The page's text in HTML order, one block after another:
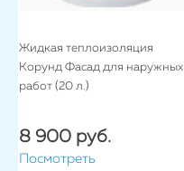
Жидкая теплоизоляция
Корунд Фасад для наружных
работ (20 л.)
8 900 руб.
Посмотреть